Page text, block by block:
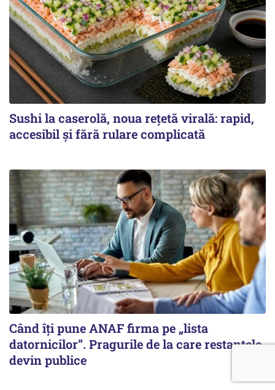
Sushi la caserolă, noua rețetă virală: rapid,
accesibil și fără rulare complicată
Când îți pune ANAF firma pe „lista
datornicilor”. Pragurile de la care restanțele
devin publice